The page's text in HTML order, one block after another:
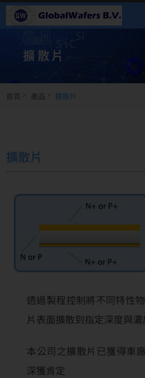
擴散片
首頁 產品 擴散片
擴散片
透過製程控制將不同特性
片表面擴散到指定深度與濃
本公司之擴散片已獲得車
深獲肯定